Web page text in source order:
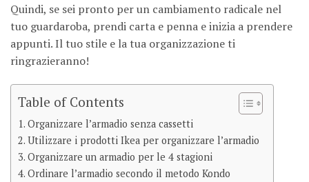
Quindi, se sei pronto per un cambiamento radicale nel
tuo guardaroba, prendi carta e penna e inizia a prendere
appunti. Il tuo stile e la tua organizzazione ti
ringrazieranno!
Table of Contents
Organizzare l’armadio senza cassetti
Utilizzare i prodotti Ikea per organizzare l’armadio
Organizzare un armadio per le 4 stagioni
Ordinare l’armadio secondo il metodo Kondo